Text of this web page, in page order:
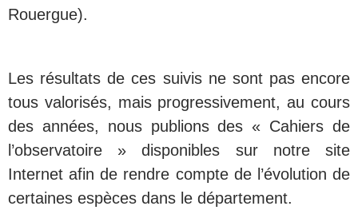
Rouergue).
Les résultats de ces suivis ne sont pas encore
tous valorisés, mais progressivement, au cours
des années, nous publions des « Cahiers de
l’observatoire » disponibles sur notre site
Internet afin de rendre compte de l’évolution de
certaines espèces dans le département.